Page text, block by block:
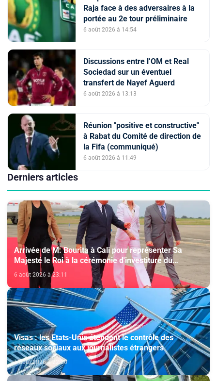
Raja face à des adversaires à la
portée au 2e tour préliminaire
6 août 2026 à 14:54
Discussions entre l’OM et Real
Sociedad sur un éventuel
transfert de Nayef Aguerd
6 août 2026 à 13:13
Réunion "positive et constructive"
à Rabat du Comité de direction de
la Fifa (communiqué)
6 août 2026 à 11:49
Derniers articles
Arrivée de M. Bourita à Cali pour représenter Sa
Majesté le Roi à la cérémonie d'investiture du
nouveau président colombien
6 août 2026 à 23:11
Visas : les Etats-Unis étendent le contrôle des
réseaux sociaux aux journalistes étrangers
6 août 2026 à 22:20